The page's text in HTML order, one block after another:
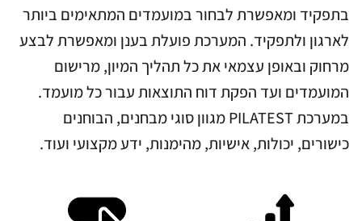
בתפקיד ומאפשרת לבחור במועמדים המתאימים ביותר
לארגון ולתפקיד. המערכת פועלת בענן ומאפשרת לבצע
מרחוק ובאופן עצמאי את כל תהליך המיון, מרישום
המועמדים ועד הפקת דוח התוצאות עבור כל מועמד.
במערכת PILATEST מגוון סוגי מבחנים, הבוחנים
כישורים, יכולות, אישיות, מהימנות, ידע מקצועי ועוד.